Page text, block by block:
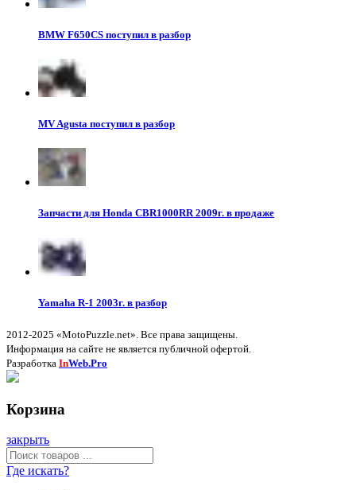
BMW F650CS поступил в разбор
MV Agusta поступил в разбор
Запчасти для Honda CBR1000RR 2009г. в продаже
Yamaha R-1 2003г. в разбор
2012-2025 «MotoPuzzle.net». Все права защищены.
Информация на сайте не является публичной офертой.
Разработка InWeb.Pro
Корзина
закрыть
Где искать?